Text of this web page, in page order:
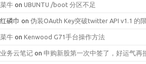
菜牛 on UBUNTU /boot 分区不足
红磷巾 on 伪装OAuth Key突破twitter API v1.1 的
菜牛 on Kenwood G71手台操作方法
业务云笔记 on 申购新股第一次中签了，好运气再